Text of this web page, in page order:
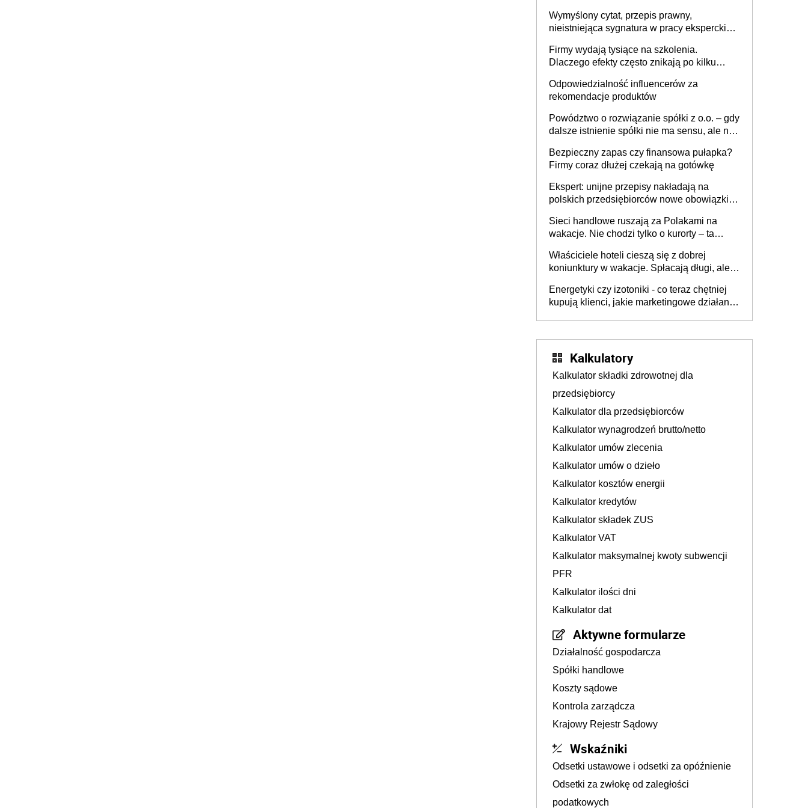
Wymyślony cytat, przepis prawny,
nieistniejąca sygnatura w pracy eksperckiej -
firmie
Firmy wydają tysiące na szkolenia.
Dlaczego efekty często znikają po kilku
Odpowiedzialność influencerów za
rekomendacje produktów
Powództwo o rozwiązanie spółki z o.o. – gdy
dalsze istnienie spółki nie ma sensu, ale nie
Bezpieczny zapas czy finansowa pułapka?
Firmy coraz dłużej czekają na gotówkę
Ekspert: unijne przepisy nakładają na
polskich przedsiębiorców nowe obowiązki w
Sieci handlowe ruszają za Polakami na
wakacje. Nie chodzi tylko o kurorty – ta
tam, gdzie wielu spędzi urlop po cichu
Właściciele hoteli cieszą się z dobrej
koniunktury w wakacje. Spłacają długi, ale
Energetyki czy izotoniki - co teraz chętniej
kupują klienci, jakie marketingowe działania
Kalkulatory
Kalkulator składki zdrowotnej dla
przedsiębiorcy
Kalkulator dla przedsiębiorców
Kalkulator wynagrodzeń brutto/netto
Kalkulator umów zlecenia
Kalkulator umów o dzieło
Kalkulator kosztów energii
Kalkulator kredytów
Kalkulator składek ZUS
Kalkulator VAT
Kalkulator maksymalnej kwoty subwencji
PFR
Kalkulator ilości dni
Kalkulator dat
Aktywne formularze
Działalność gospodarcza
Spółki handlowe
Koszty sądowe
Kontrola zarządcza
Krajowy Rejestr Sądowy
Wskaźniki
Odsetki ustawowe i odsetki za opóźnienie
Odsetki za zwłokę od zaległości
podatkowych